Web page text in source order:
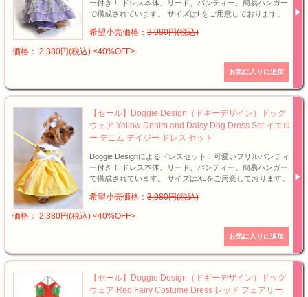
ー付き！ ドレス本体、リード、パンティー、簡易ハンガー
で構成されています。 サイズはLをご用意しております。
希望小売価格： 3,980円(税込)
価格： 2,380円(税込) <40%OFF>
【セール】Doggie Design（ドギーデザイン）ドッグ
ウェア Yellow Denim and Daisy Dog Dress Set イエロ
ー デニム デイジー ドレス セット
Doggie Designによるドレスセット！可愛いフリルパンティ
ー付き！ ドレス本体、リード、パンティー、簡易ハンガー
で構成されています。 サイズはXLをご用意しております。
希望小売価格： 3,980円(税込)
価格： 2,380円(税込) <40%OFF>
【セール】Doggie Design（ドギーデザイン）ドッグ
ウェア Red Fairy Costume Dress レッド フェアリー